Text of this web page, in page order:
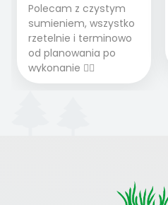
Polecam z czystym
sumieniem, wszystko
rzetelnie i terminowo
od planowania po
wykonanie 👍🏻